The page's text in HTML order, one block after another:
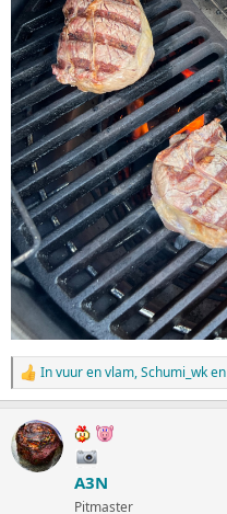
W
a
r
d
e
In vuur en vlam,Schumi_wken
A3N
Pitmaster